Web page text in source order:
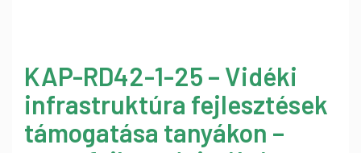
KAP-RD42-1-25 – Vidéki
infrastruktúra fejlesztések
támogatása tanyákon –